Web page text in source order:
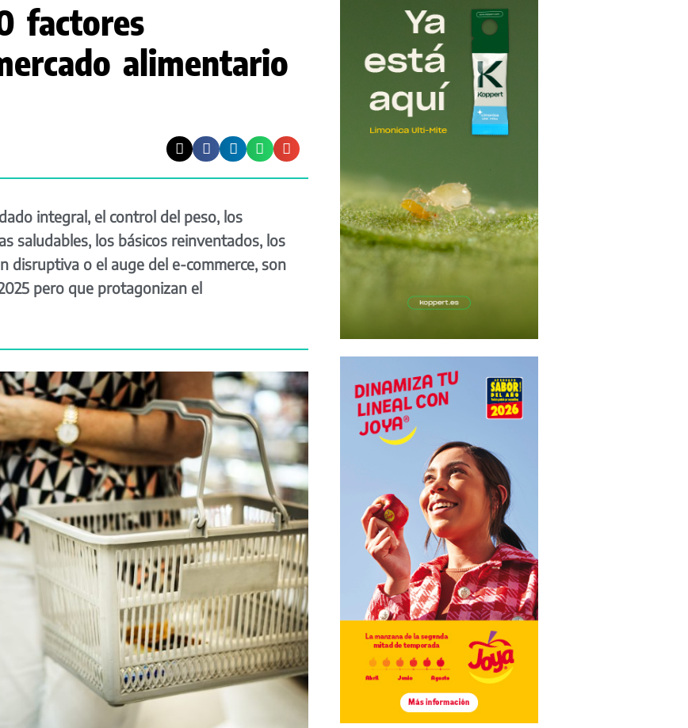
factores
alimentario
integral, el control del peso, los
saludables, los básicos reinventados, los
disruptiva o el auge del e-commerce, son
pero que protagonizan el